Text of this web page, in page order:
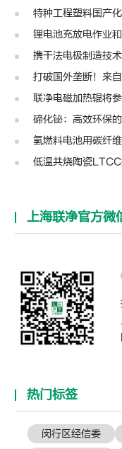
特种工程塑料国产
锂电池充放电作业
携干法电极制造技术，
打破国外垄断！来
联净电磁加热辊将参
碲化铋：高效环保
氢燃料电池用碳纤
低温共烧陶瓷
上海联净官方微
热门标签
闵行区经信委